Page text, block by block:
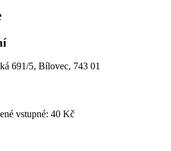
691/5, Bílovec, 743 01
vstupné: 40 Kč